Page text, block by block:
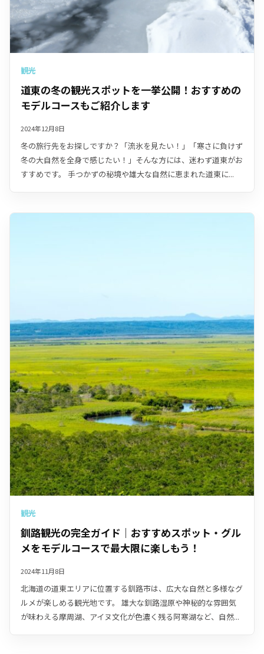
観光
道東の冬の観光スポットを一挙公開！おすすめの
モデルコースもご紹介します
2024年12月8日
冬の旅行先をお探しですか？「流氷を見たい！」「寒さに負けず
冬の大自然を全身で感じたい！」そんな方には、迷わず道東がお
すすめです。 手つかずの秘境や雄大な自然に恵まれた道東に...
観光
釧路観光の完全ガイド｜おすすめスポット・グル
メをモデルコースで最大限に楽しもう！
2024年11月8日
北海道の道東エリアに位置する釧路市は、広大な自然と多様なグ
ルメが楽しめる観光地です。 雄大な釧路湿原や神秘的な雰囲気
が味わえる摩周湖、アイヌ文化が色濃く残る阿寒湖など、自然...